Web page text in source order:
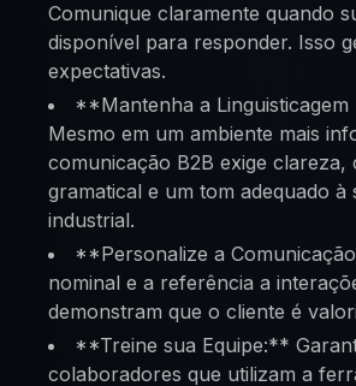
Comunique claramente quando
disponível para responder. Isso
expectativas.
**Mantenha a
Mesmo em um ambiente mais
comunicação B2B exige clareza,
gramatical e um tom adequado à
industrial.
**Personalize a
nominal e a referência a
demonstram que o cliente é
**Treine sua Equipe:**
colaboradores que utilizam a